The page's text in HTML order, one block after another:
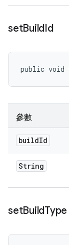
setBuildId
public void
參數
buildId
String
setBuildType